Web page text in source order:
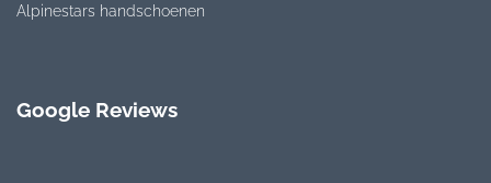
Alpinestars handschoenen
Google Reviews